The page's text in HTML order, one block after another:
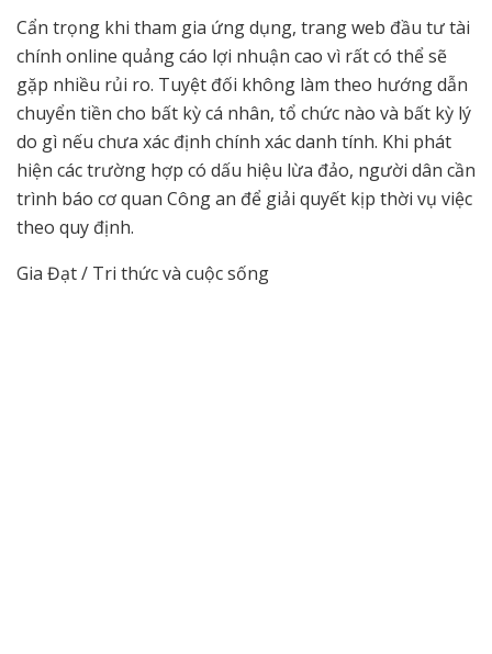
Cẩn trọng khi tham gia ứng dụng, trang web đầu tư tài
chính online quảng cáo lợi nhuận cao vì rất có thể sẽ
gặp nhiều rủi ro. Tuyệt đối không làm theo hướng dẫn
chuyển tiền cho bất kỳ cá nhân, tổ chức nào và bất kỳ lý
do gì nếu chưa xác định chính xác danh tính. Khi phát
hiện các trường hợp có dấu hiệu lừa đảo, người dân cần
trình báo cơ quan Công an để giải quyết kịp thời vụ việc
theo quy định.
Gia Đạt / Tri thức và cuộc sống